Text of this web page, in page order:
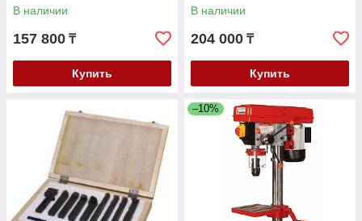
В наличии
157 800 ₸
Купить
В наличии
204 000 ₸
Купить
–10%